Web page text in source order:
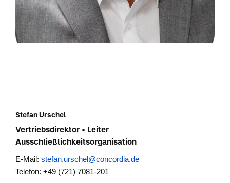
Stefan Urschel
Vertriebsdirektor • Leiter
Ausschließlichkeitsorganisation
E-Mail: stefan.urschel@concordia.de
Telefon: +49 (721) 7081-201